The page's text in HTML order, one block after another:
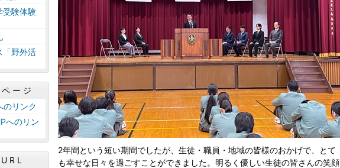
2年間という短い期間でしたが、生徒・職員・地域の皆様のおかげで、とて
も幸せな日々を過ごすことができました。明るく優しい生徒の皆さんの笑顔
受験体験
「野外活
ージ
のリンク
へのリン